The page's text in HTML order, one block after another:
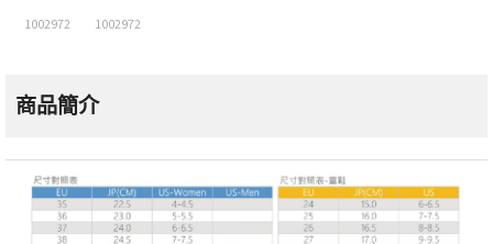
1002972 1002972
商品簡介